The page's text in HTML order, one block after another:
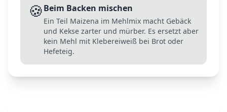
🍪Beim Backen mischen
Ein Teil Maizena im Mehlmix macht Gebäck
und Kekse zarter und mürber. Es ersetzt aber
kein Mehl mit Klebereiweiß bei Brot oder
Hefeteig.